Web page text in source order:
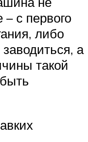
– с первого
либо
а
такой